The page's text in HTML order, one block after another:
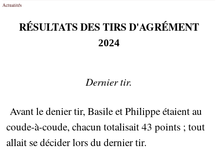
Actualités
RÉSULTATS DES TIRS D'AGRÉMENT
2024
Dernier tir.
Avant ledenier tir, Basile et Philippe étaient au
coude-à-coude, chacun totalisait 43 points ; tout
allait se décider lors du dernier tir.